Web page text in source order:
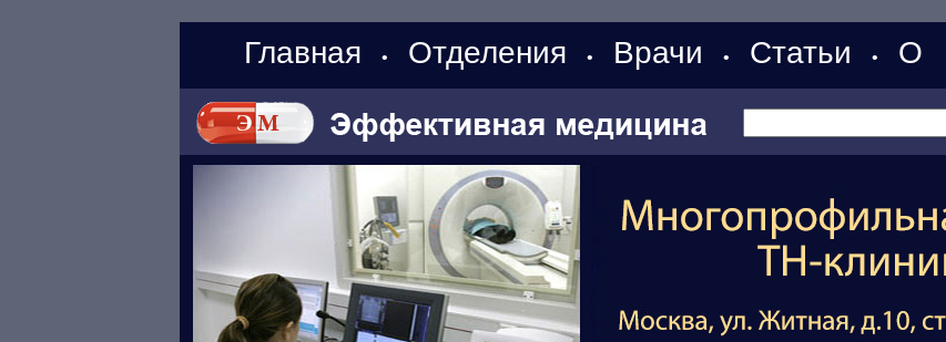
Главная • Отделения • Врачи • Статьи • О